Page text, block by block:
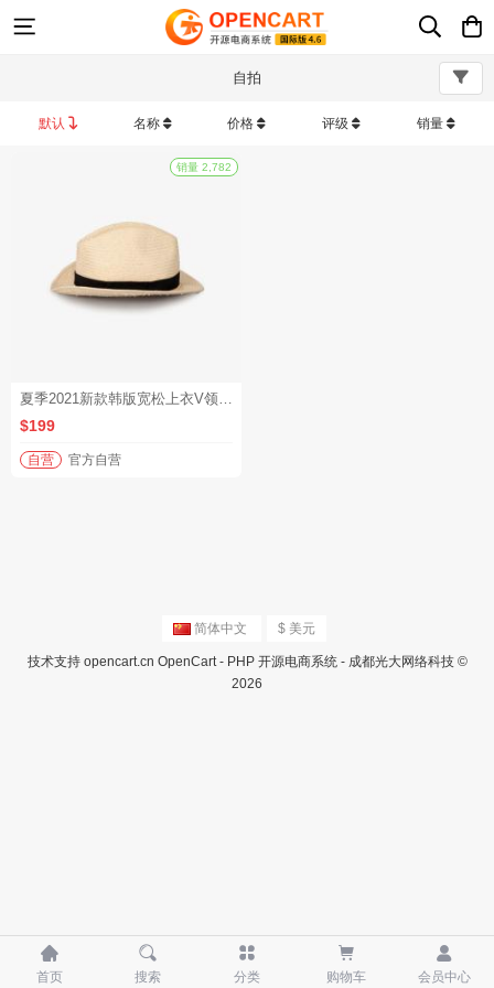
自拍
默认 名称 价格 评级 销量
夏季2021新款韩版宽松上衣V领心机锁骨设计感小众条纹短袖T恤女
$199
自营 官方自营
简体中文 $ 美元
技术支持 opencart.cn OpenCart - PHP 开源电商系统 - 成都光大网络科技 ©
2026

首页

搜索

分类

购物车

会员中心